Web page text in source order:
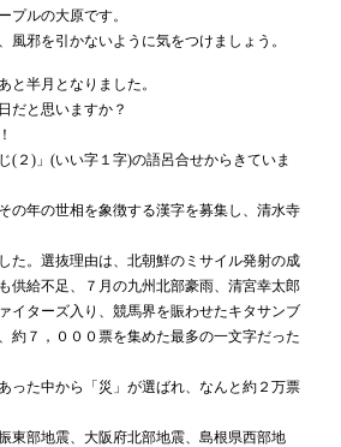
プルの大原です。
風邪を引かないように気をつけましょう。
と半月となりました。
だと思いますか？
(２)」(いい字１字)の語呂合せからきていま
の年の世相を象徴する漢字を募集し、清水寺
た。選抜理由は、北朝鮮のミサイル発射の成
供給不足、７月の九州北部豪雨、清宮幸太郎
イターズ入り、競馬界を賑わせたキタサンブ
約７，０００票を集めた最多の一文字だった
った中から「災」が選ばれ、なんと約２万票
東部地震、大阪府北部地震、島根県西部地